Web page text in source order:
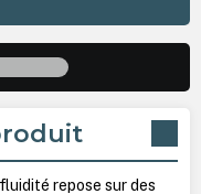
repose sur des